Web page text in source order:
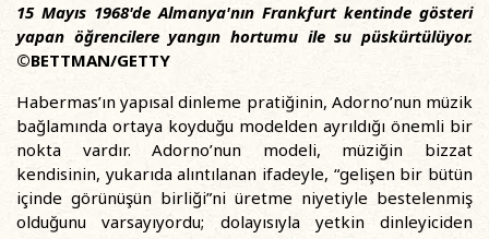
15 Mayıs 1968'de Almanya'nın Frankfurt kentinde gösteri
yapan öğrencilere yangın hortumu ile su püskürtülüyor.
©BETTMAN/GETTY
Habermas’ın yapısal dinleme pratiğinin, Adorno’nun müzik
bağlamında ortaya koyduğu modelden ayrıldığı önemli bir
nokta vardır. Adorno’nun modeli, müziğin bizzat
kendisinin, yukarıda alıntılanan ifadeyle, “gelişen bir bütün
içinde görünüşün birliği”ni üretme niyetiyle bestelenmiş
olduğunu varsayıyordu; dolayısıyla yetkin dinleyiciden